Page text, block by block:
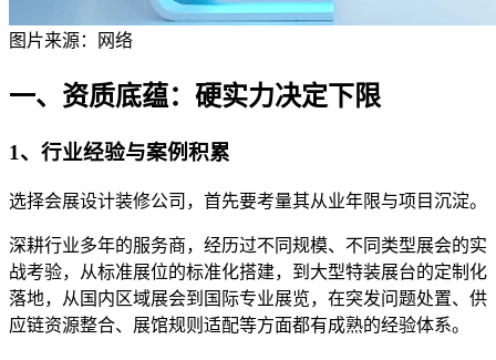
图片来源：网络
一、资质底蕴：硬实力决定下限
1、行业经验与案例积累
选择会展设计装修公司，首先要考量其从业年限与项目沉淀。
深耕行业多年的服务商，经历过不同规模、不同类型展会的实
战考验，从标准展位的标准化搭建，到大型特装展台的定制化
落地，从国内区域展会到国际专业展览，在突发问题处置、供
应链资源整合、展馆规则适配等方面都有成熟的经验体系。